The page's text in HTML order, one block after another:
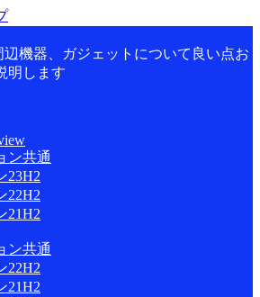
辺機器、ガジェットについて良い点お
明します
ン共通
23H2
22H2
21H2
ン共通
22H2
21H2